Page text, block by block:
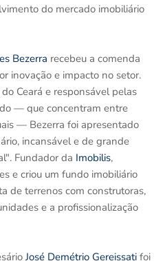
do mercado imobiliário
Bezerra recebeu a comenda
inovação e impacto no setor.
Ceará e responsável pelas
— que concentram entre
— Bezerra foi apresentado
incansável e de grande
Fundador da Imobilis,
e criou um fundo imobiliário
de terrenos com construtoras,
e a profissionalização
José Demétrio Gereissati foi